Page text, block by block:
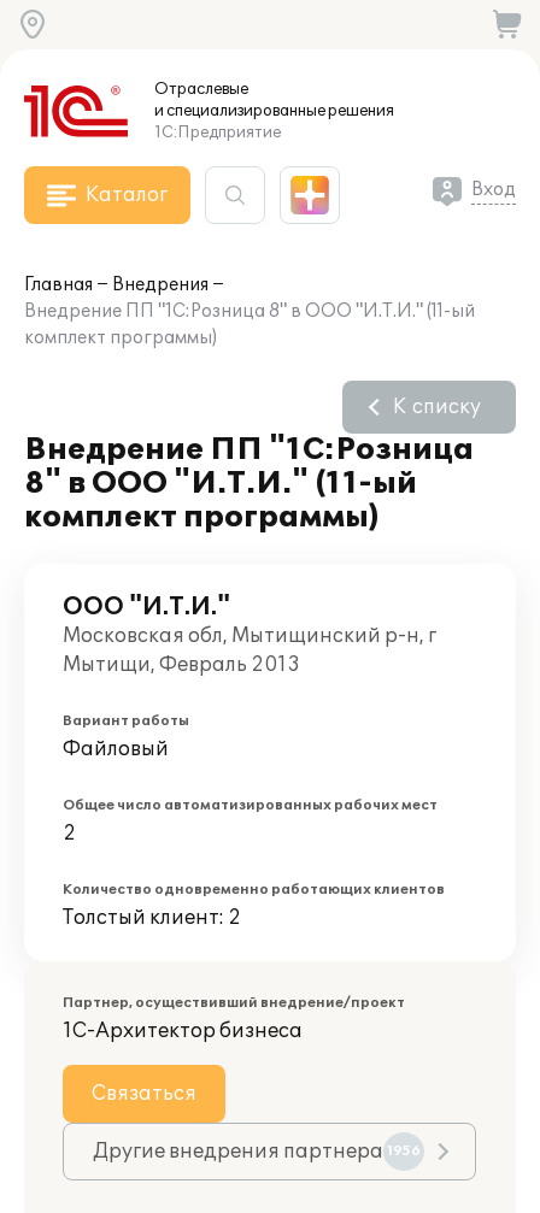
Отраслевые
и специализированныерешения
1С:Предприятие
Каталог Вход
Главная
Внедрения
Внедрение ПП "1С:Розница 8" в ООО "И.Т.И." (11-ый
комплект программы)
Внедрение ПП "1С:Розница
8" в ООО "И.Т.И." (11-ый
комплект программы)
К списку
ООО "И.Т.И."
Московская обл, Мытищинский р-н, г
Мытищи, Февраль 2013
Вариант работы
Файловый
Общее число автоматизированных рабочих мест
2
Количество одновременно работающих клиентов
Толстый клиент: 2
Партнер, осуществивший внедрение/проект
1С-Архитектор бизнеса
Связаться
Другие внедрения партнера 1956